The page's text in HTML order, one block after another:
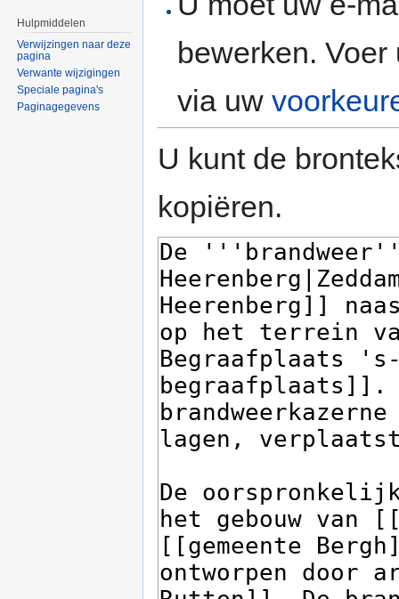
bewerken.
via uw
U kunt de
kopiëren.
Hulpmiddelen
Verwijzingen naar deze
pagina
Verwante wijzigingen
Speciale pagina's
Paginagegevens